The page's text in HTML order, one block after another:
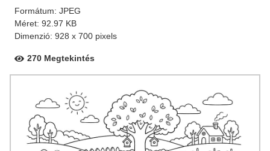
Formátum: JPEG
Méret: 92.97 KB
Dimenzió: 928 x 700 pixels
270 Megtekintés